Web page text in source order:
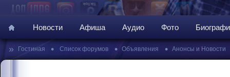
Новости Афиша Аудио Фото
» Гостиная • Список форумов • Объявления • Анонсы и Новости